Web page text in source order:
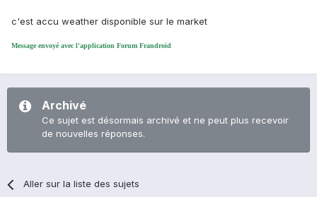
c'est accu weather disponible sur le market
Message envoyé avec l'application Forum Frandroid
Archivé
Ce sujet est désormais archivé et ne peut plus recevoir
de nouvelles réponses.
Aller sur la liste des sujets